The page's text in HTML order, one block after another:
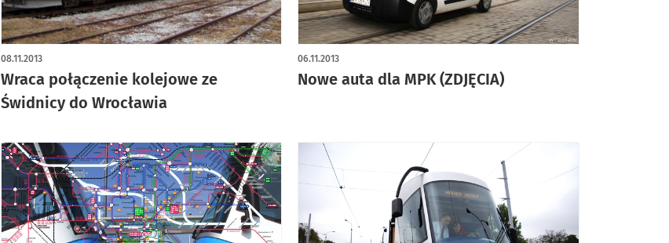
Wraca połączenie kolejowe ze
Świdnicy do Wrocławia
08.11.2013
Nowe auta dla MPK (ZDJĘCIA)
06.11.2013